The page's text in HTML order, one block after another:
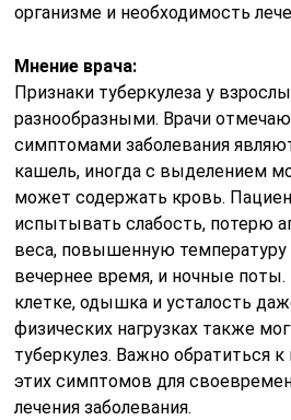
организме и необходимость
Мнение врача:
Признаки туберкулеза у
разнообразными. Врачи
симптомами заболевания
кашель, иногда с выделением
может содержать кровь.
испытывать слабость, потерю
веса, повышенную температуру
вечернее время, и ночные поты.
клетке, одышка и усталость
физических нагрузках также
туберкулез. Важно обратиться
этих симптомов для
лечения заболевания.